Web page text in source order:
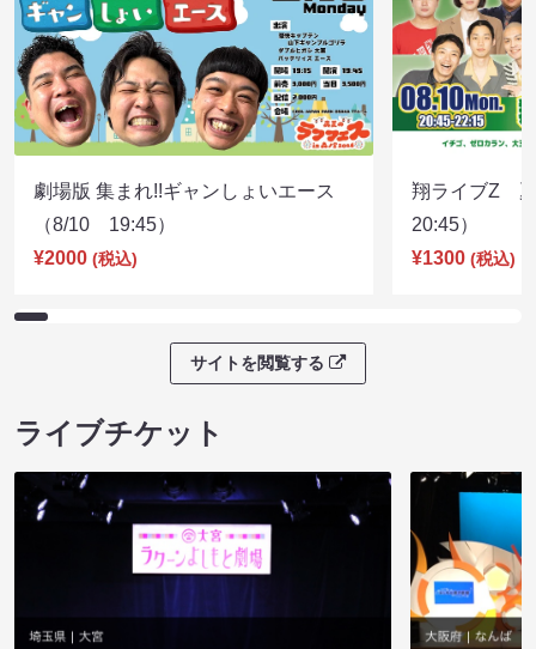
劇場版 集まれ!!ギャンしょいエース
（8/10 19:45）
¥2000 (税込)
翔ライブZ
20:45）
¥1300 (税込)
サイトを閲覧する
ライブチケット